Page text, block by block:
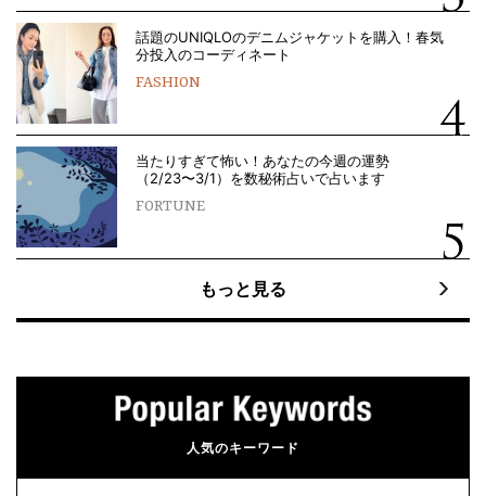
話題のUNIQLOのデニムジャケットを購入！春気
分投入のコーディネート
FASHION
当たりすぎて怖い！あなたの今週の運勢
（2/23〜3/1）を数秘術占いで占います
FORTUNE
もっと見る
人気のキーワード